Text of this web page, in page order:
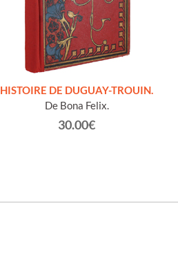
HISTOIRE DE DUGUAY-TROUIN.
De Bona Felix.
30.00€